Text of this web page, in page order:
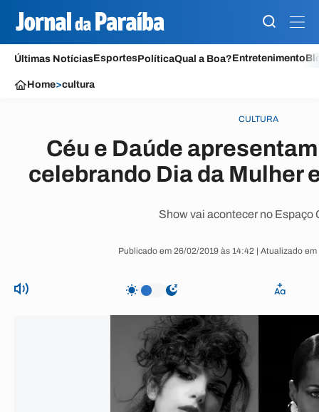
Últimas NotíciasEsportesPolíticaQual a Boa?Entretenimento
Home>cultura
CULTURA
Céu e Daúde
celebrando Dia da Mulher
Show vai acontecer no Espaço
Publicado em 26/02/2019 às 14:42 | Atualizado